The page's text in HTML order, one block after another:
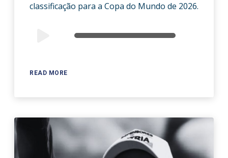
classificação para a Copa do Mundo de 2026.
READ MORE